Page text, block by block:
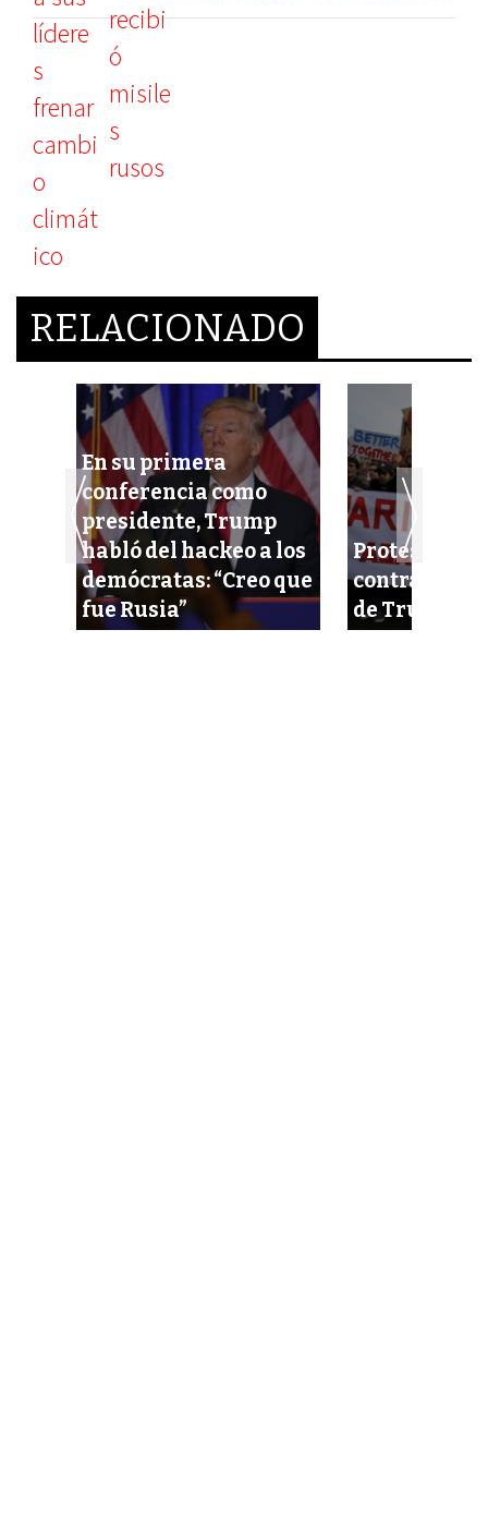
RELACIONADO
En su primera
conferencia como
presidente, Trump
habló del hackeo a los
demócratas: “Creo que
fue Rusia”
Protestan
contra la
de Trump